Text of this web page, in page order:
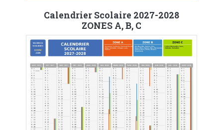
Calendrier Scolaire 2027-2028
ZONES A, B, C